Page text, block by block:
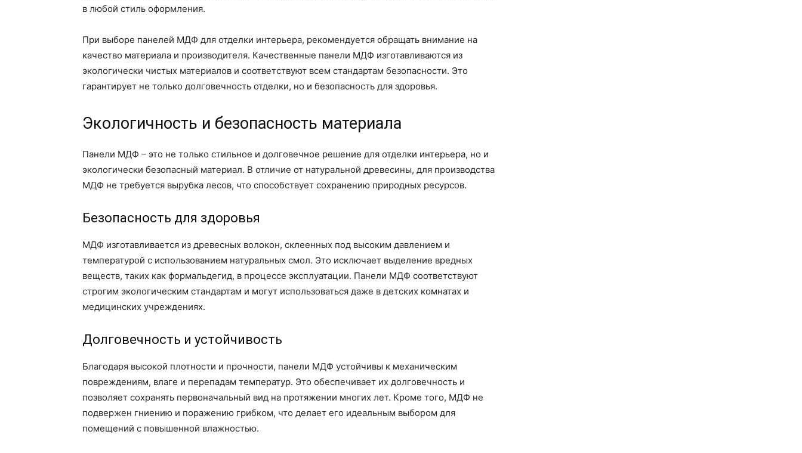
в любой стиль оформления.
При выборе панелей МДФ для отделки интерьера, рекомендуется обращать внимание на
качество материала и производителя. Качественные панели МДФ изготавливаются из
экологически чистых материалов и соответствуют всем стандартам безопасности. Это
гарантирует не только долговечность отделки, но и безопасность для здоровья.
Экологичность и безопасность материала
Панели МДФ – это не только стильное и долговечное решение для отделки интерьера, но и
экологически безопасный материал. В отличие от натуральной древесины, для производства
МДФ не требуется вырубка лесов, что способствует сохранению природных ресурсов.
Безопасность для здоровья
МДФ изготавливается из древесных волокон, склеенных под высоким давлением и
температурой с использованием натуральных смол. Это исключает выделение вредных
веществ, таких как формальдегид, в процессе эксплуатации. Панели МДФ соответствуют
строгим экологическим стандартам и могут использоваться даже в детских комнатах и
медицинских учреждениях.
Долговечность и устойчивость
Благодаря высокой плотности и прочности, панели МДФ устойчивы к механическим
повреждениям, влаге и перепадам температур. Это обеспечивает их долговечность и
позволяет сохранять первоначальный вид на протяжении многих лет. Кроме того, МДФ не
подвержен гниению и поражению грибком, что делает его идеальным выбором для
помещений с повышенной влажностью.